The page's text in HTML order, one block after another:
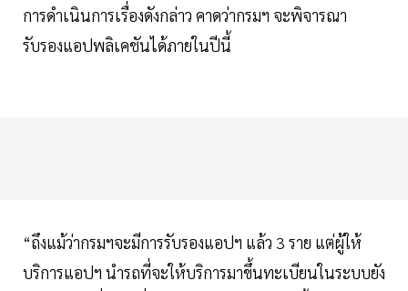
การดำเนินการเรื่องดังกล่าว คาดว่ากรมฯ จะพิจารณา
รับรองแอปพลิเคชันได้ภายในปีนี้
“ถึงแม้ว่ากรมฯจะมีการรับรองแอปฯ แล้ว 3 ราย แต่ผู้ให้
บริการแอปฯ นำรถที่จะให้บริการมาขึ้นทะเบียนในระบบยัง